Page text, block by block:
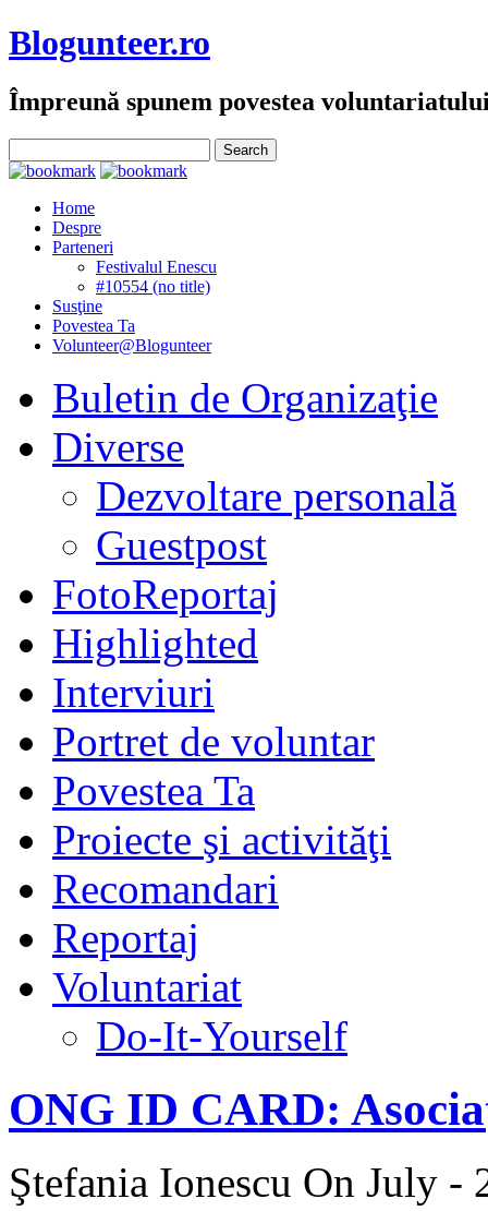
Blogunteer.ro
Împreună spunem povestea
Home
Despre
Parteneri
Festivalul Enescu
#10554 (no title)
Susţine
Povestea Ta
Volunteer@Blogunteer
Buletin de Organizaţie
Diverse
Dezvoltare personală
Guestpost
FotoReportaj
Highlighted
Interviuri
Portret de voluntar
Povestea Ta
Proiecte şi activităţi
Recomandari
Reportaj
Voluntariat
Do-It-Yourself
ONG ID CARD:
Ştefania Ionescu On July -